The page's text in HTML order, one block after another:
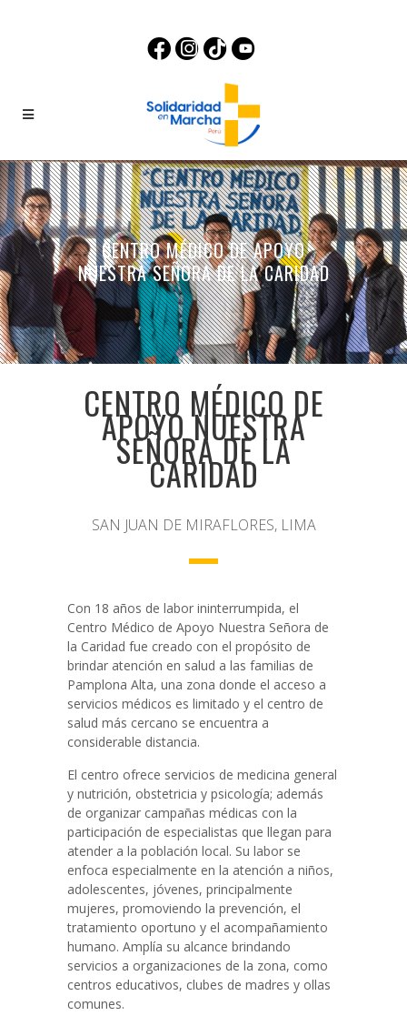
CENTRO MÉDICO DE APOYO
NUESTRA SEÑORA DE LA CARIDAD
CENTRO MÉDICO DE
APOYO NUESTRA
SEÑORA DE LA
CARIDAD
SAN JUAN DE MIRAFLORES, LIMA
Con 18 años de labor ininterrumpida, el
Centro Médico de Apoyo Nuestra Señora de
la Caridad fue creado con el propósito de
brindar atención en salud a las familias de
Pamplona Alta, una zona donde el acceso a
servicios médicos es limitado y el centro de
salud más cercano se encuentra a
considerable distancia.
El centro ofrece servicios de medicina general
y nutrición, obstetricia y psicología; además
de organizar campañas médicas con la
participación de especialistas que llegan para
atender a la población local. Su labor se
enfoca especialmente en la atención a niños,
adolescentes, jóvenes, principalmente
mujeres, promoviendo la prevención, el
tratamiento oportuno y el acompañamiento
humano. Amplía su alcance brindando
servicios a organizaciones de la zona, como
centros educativos, clubes de madres y ollas
comunes.